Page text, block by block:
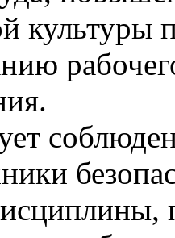
культуры